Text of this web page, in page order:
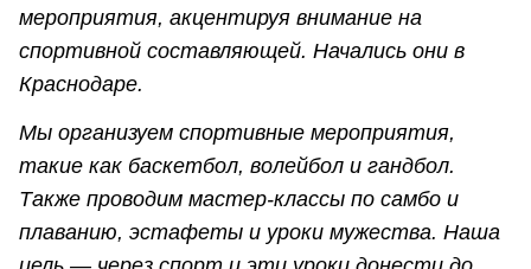
мероприятия, акцентируя внимание на
спортивной составляющей. Начались они в
Краснодаре.
Мы организуем спортивные мероприятия,
такие как баскетбол, волейбол и гандбол.
Также проводим мастер-классы по самбо и
плаванию, эстафеты и уроки мужества. Наша